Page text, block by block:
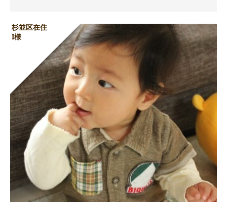
杉並区在住
I様